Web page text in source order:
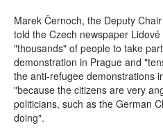
Marek Černoch, the Deputy
told the Czech newspaper
"thousands" of people to take
demonstration in Prague and
the anti-refugee demonstrations
"because the citizens are very
politicians, such as the German
doing".